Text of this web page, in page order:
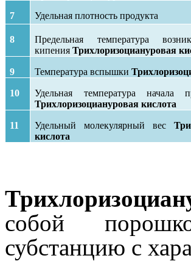
7 Удельная плотность продукта
8
Предельная температура
кипенияТрихлоризоциануровая
9 Температура вспышки
10
Удельная температура начала
Трихлоризоциануровая кислота
11 Удельный молекулярный вес
кислота
собой
субстанцию с